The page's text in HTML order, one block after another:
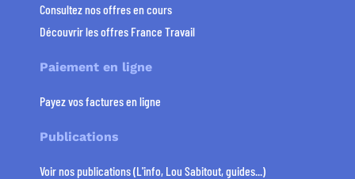
Consultez nos offres en cours
Découvrir les offres France Travail
Paiement en ligne
Payez vos factures en ligne
Publications
Voir nos publications (L'info, Lou Sabitout, guides...)